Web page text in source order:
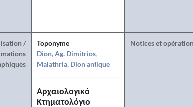
/
Toponyme
Dion, Ag. Dimitrios,
Malathria, Dion antique
Αρχαιολογικό
Κτηματολόγιο
Notices et